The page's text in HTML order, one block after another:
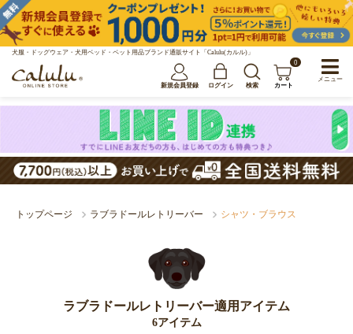
犬服・ドッグウェア・犬用ベッド・ペット用品ブランド通販サイト「Calulu(カルル)」
新規会員登録 ログイン 検索
0
カート
トップページ ラブラドールレトリーバー シャツ・ブラウス
ラブラドールレトリーバー適用アイテム
6アイテム
メニュー